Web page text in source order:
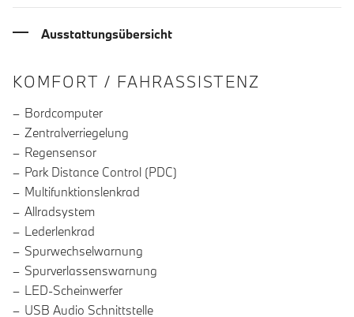
Ausstattungsübersicht
INFORMATIONEN ÜBER DIE
KOMFORT / FAHRASSISTENZ
Bordcomputer
Zentralverriegelung
Regensensor
Park Distance Control (PDC)
Multifunktionslenkrad
Allradsystem
Lederlenkrad
Spurwechselwarnung
Spurverlassenswarnung
LED-Scheinwerfer
USB Audio Schnittstelle